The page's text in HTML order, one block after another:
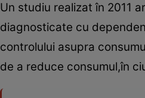
Un studiu realizat în 2011
diagnosticate cu
controlului asupra
de a reduce consumul,în